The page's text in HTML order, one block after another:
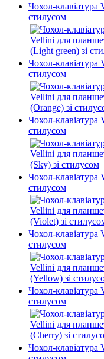
Чохол-клавіатура
стилусом
Чохол-клавіатура
стилусом
Чохол-клавіатура
стилусом
Чохол-клавіатура
стилусом
Чохол-клавіатура
стилусом
Чохол-клавіатура
стилусом
Чохол-клавіатура